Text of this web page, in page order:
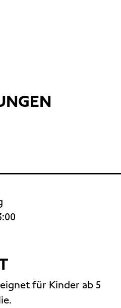
für Kinder ab 5